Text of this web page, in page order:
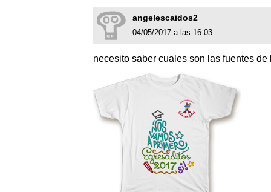
angelescaidos2
04/05/2017 a las 16:03
necesito saber cuales son las fuentes